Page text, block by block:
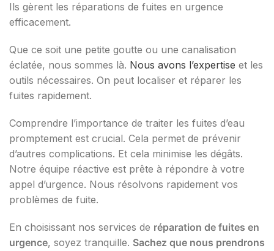
Ils gèrent les réparations de fuites en urgence
efficacement.
Que ce soit une petite goutte ou une canalisation
éclatée, nous sommes là. Nous avons l’expertise et les
outils nécessaires. On peut localiser et réparer les
fuites rapidement.
Comprendre l’importance de traiter les fuites d’eau
promptement est crucial. Cela permet de prévenir
d’autres complications. Et cela minimise les dégâts.
Notre équipe réactive est prête à répondre à votre
appel d’urgence. Nous résolvons rapidement vos
problèmes de fuite.
En choisissant nos services de réparation de fuites en
urgence, soyez tranquille. Sachez que nous prendrons